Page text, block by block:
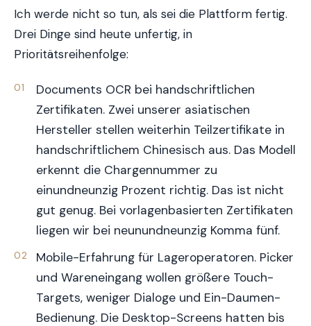
Ich werde nicht so tun, als sei die Plattform fertig.
Drei Dinge sind heute unfertig, in
Prioritätsreihenfolge:
Documents OCR bei handschriftlichen
Zertifikaten. Zwei unserer asiatischen
Hersteller stellen weiterhin Teilzertifikate in
handschriftlichem Chinesisch aus. Das Modell
erkennt die Chargennummer zu
einundneunzig Prozent richtig. Das ist nicht
gut genug. Bei vorlagenbasierten Zertifikaten
liegen wir bei neunundneunzig Komma fünf.
Mobile-Erfahrung für Lageroperatoren. Picker
und Wareneingang wollen größere Touch-
Targets, weniger Dialoge und Ein-Daumen-
Bedienung. Die Desktop-Screens hatten bis